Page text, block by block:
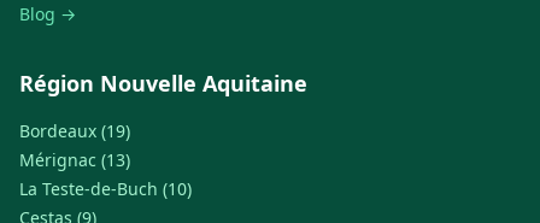
Blog →
Région Nouvelle Aquitaine
Bordeaux (19)
Mérignac (13)
La Teste-de-Buch (10)
Cestas (9)